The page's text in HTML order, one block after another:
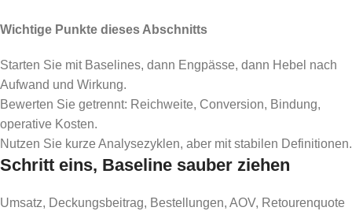
Wichtige Punkte dieses Abschnitts
Starten Sie mit Baselines, dann Engpässe, dann Hebel nach
Aufwand und Wirkung.
Bewerten Sie getrennt: Reichweite, Conversion, Bindung,
operative Kosten.
Nutzen Sie kurze Analysezyklen, aber mit stabilen Definitionen.
Schritt eins, Baseline sauber ziehen
Umsatz, Deckungsbeitrag, Bestellungen, AOV, Retourenquote